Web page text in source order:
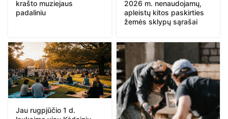
krašto muziejaus
padaliniu
2026 m. nenaudojamų,
apleistų kitos paskirties
žemės sklypų sąrašai
Jau rugpjūčio 1 d.